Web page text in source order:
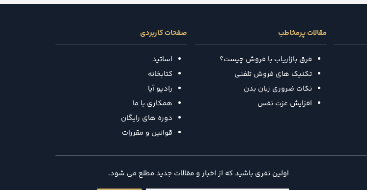
مقالات پرمخاطب
فرق بازاریاب با فروش چیست؟
تکنیک‌ های فروش تلفنی
نکات ضروری زبان بدن
افزایش عزت نفس
صفحات کاربردی
اساتید
کتابخانه
رادیو آیا
همکاری با ما
دوره های رایگان
قوانین و مقررات
اولین نفری باشید که از اخبار و مقالات جدید مطلع می شود.